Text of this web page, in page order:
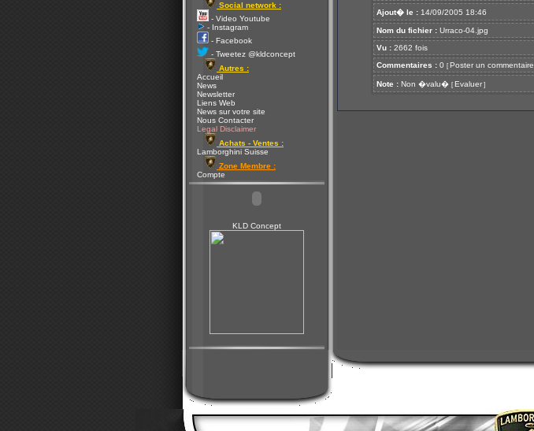
Social network :
- Video Youtube
- Instagram
- Facebook
- Tweetez @kldconcept
Autres :
Accueil
News
Newsletter
Liens Web
News sur votre site
Nous Contacter
Legal Disclaimer
Achats - Ventes :
Lamborghini Suisse
Zone Membre :
Compte
KLD Concept
Ajout� le : 14/09/2005 18:46
Nom du fichier : Urraco-04.jpg
Vu : 2662 fois
Commentaires : 0 [ Poster un commentaire
Note : Non �valu� [ Evaluer ]